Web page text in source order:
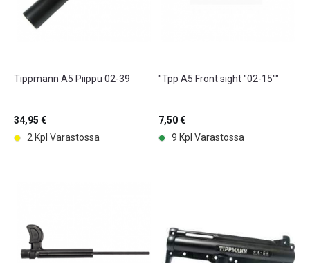
Tippmann A5 Piippu 02-39
34,95 €
2 Kpl Varastossa
"Tpp A5 Front sight "02-15""
7,50 €
9 Kpl Varastossa